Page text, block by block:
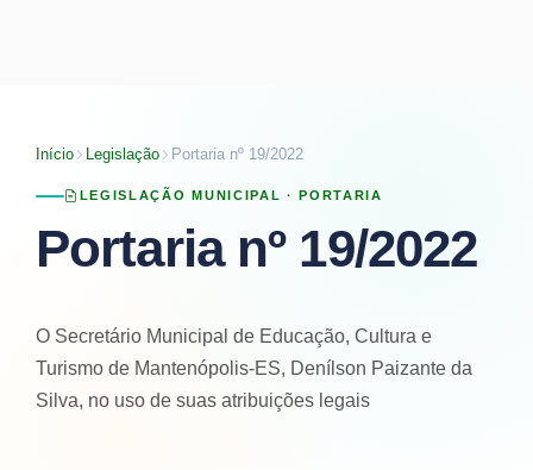
Início Legislação Portaria nº 19/2022
LEGISLAÇÃO MUNICIPAL ·PORTARIA
Portaria nº 19/2022
O Secretário Municipal de Educação, Cultura e
Turismo de Mantenópolis-ES, Denílson Paizante da
Silva, no uso de suas atribuições legais